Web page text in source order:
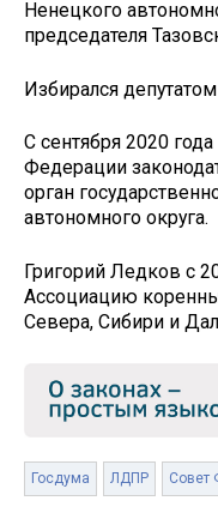
Ненецкого
председателя
Избирался
С сентября 2020
Федерации
орган
автономного округа.
Григорий Ледков с
Ассоциацию
Севера, Сибири и
Госдума ЛДПР Совет